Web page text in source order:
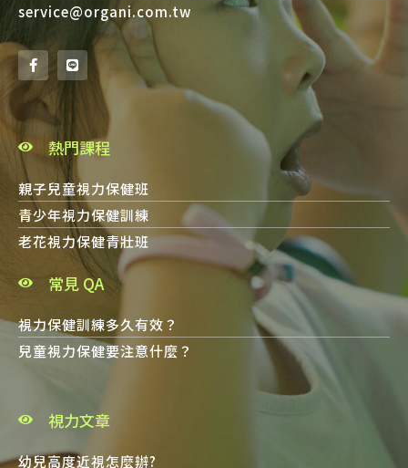
service@organi.com.tw
熱門課程
親子兒童視力保健班
青少年視力保健訓練
老花視力保健青壯班
常見 QA
視力保健訓練多久有效？
兒童視力保健要注意什麼？
視力文章
幼兒高度近視怎麼辦?